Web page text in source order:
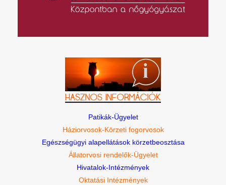
Patikák-Ügyelet
Háziorvosok-Körzeti fogorvosok
Egészségügyi alapellátások körzetbeosztása
Állatorvosi rendelők-Ügyelet
Hivatalok-Intézmények
Oktatási Intézmények